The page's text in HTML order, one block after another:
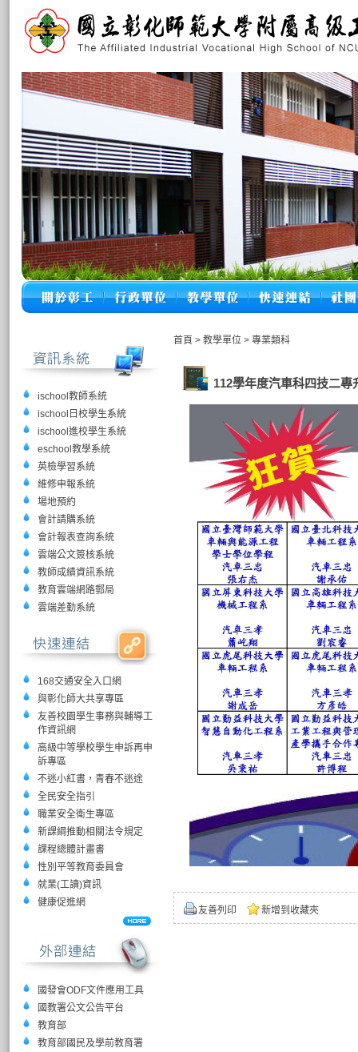
ischool教師系統
ischool日校學生系統
ischool進校學生系統
eschool教學系統
英檢學習系統
維修申報系統
場地預約
會計請購系統
會計報表查詢系統
雲端公文簽核系統
教師成績資訊系統
教育雲端網路郵局
雲端差勤系統
168交通安全入口網
與彰化師大共享專區
友善校園學生事務與輔導工
作資訊網
高級中等學校學生申訴再申
訴專區
不迷小紅書，青春不迷途
全民安全指引
職業安全衛生專區
新課綱推動相關法令規定
課程總體計畫書
性別平等教育委員會
就業(工讀)資訊
健康促進網
國發會ODF文件應用工具
國教署公文公告平台
教育部
教育部國民及學前教育署
首頁 > 教學單位 > 專業類科
112學年度汽車科四技二專
友善列印 新增到收藏夾